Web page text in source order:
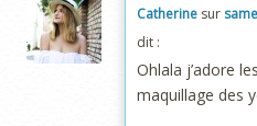
Catherine sur
dit :
Ohlala j’adore
maquillage des